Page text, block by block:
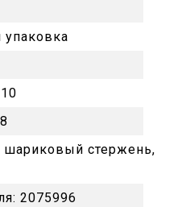
упаковка
10
шариковый стержень,
2075996